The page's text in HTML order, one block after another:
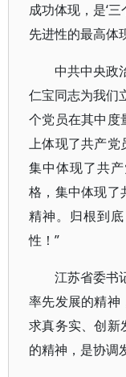
成功体现，是‘
先进性的最高体
中共中央政
仁宝同志为我们
个党员在其中度
上体现了共产党
集中体现了共
格，集中体现了
精神。归根到
性！”
江苏省委书
率先发展的精神
求真务实、创新
的精神，是协调